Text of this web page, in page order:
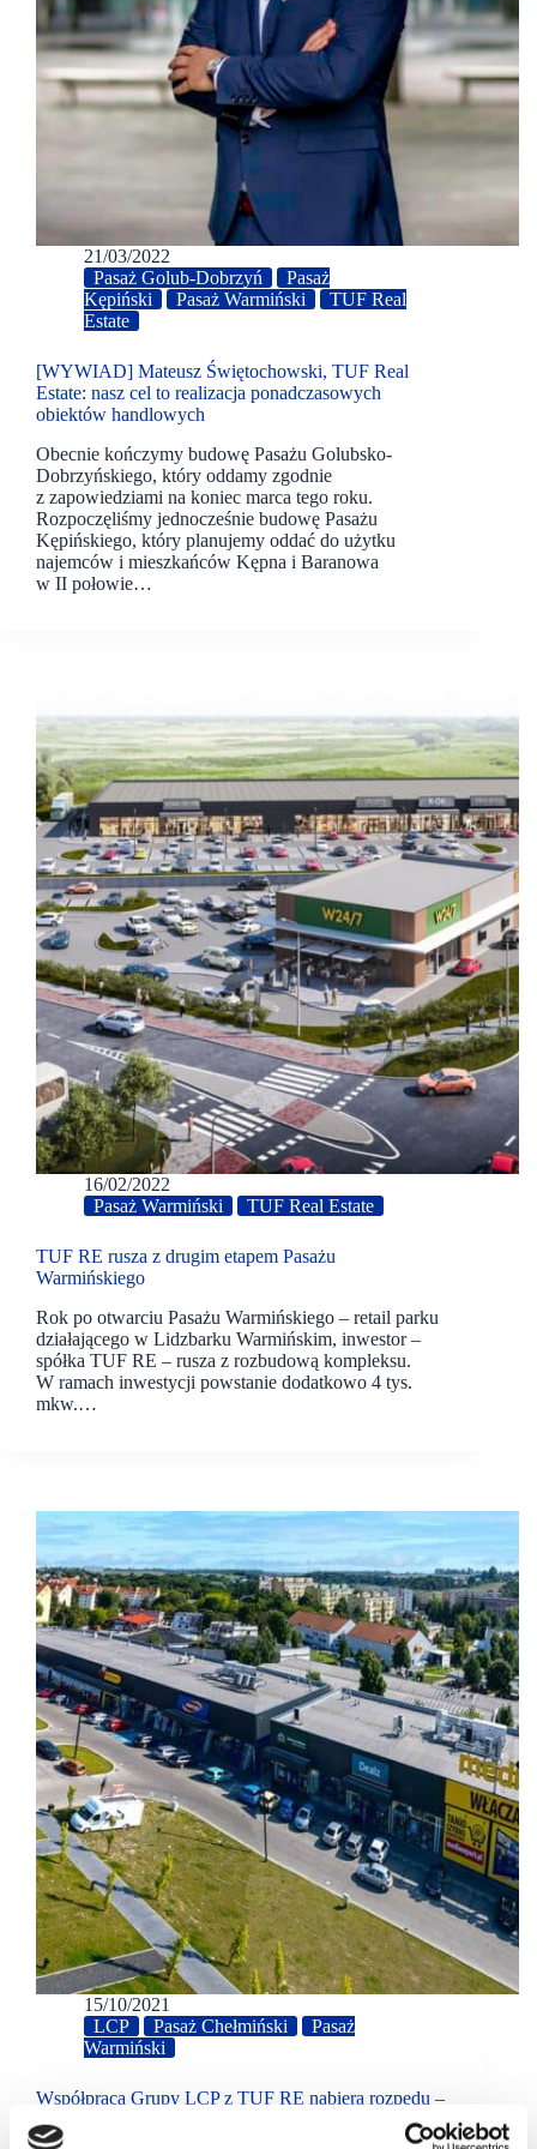
21/03/2022
Pasaż Golub-Dobrzyń
Pasaż
Kępiński
Pasaż Warmiński
TUF Real
Estate
[WYWIAD] Mateusz Świętochowski, TUF Real
Estate: nasz cel to realizacja ponadczasowych
obiektów handlowych
Obecnie kończymy budowę Pasażu Golubsko-
Dobrzyńskiego, który oddamy zgodnie
z zapowiedziami na koniec marca tego roku.
Rozpoczęliśmy jednocześnie budowę Pasażu
Kępińskiego, który planujemy oddać do użytku
najemców i mieszkańców Kępna i Baranowa
w II połowie…
16/02/2022
Pasaż Warmiński
TUF Real Estate
TUF RE rusza z drugim etapem Pasażu
Warmińskiego
Rok po otwarciu Pasażu Warmińskiego – retail parku
działającego w Lidzbarku Warmińskim, inwestor –
spółka TUF RE – rusza z rozbudową kompleksu.
W ramach inwestycji powstanie dodatkowo 4 tys.
mkw.…
15/10/2021
LCP
Pasaż Chełmiński
Pasaż
Warmiński
Współpraca Grupy LCP z TUF RE nabiera rozpędu –
kolejne transakcje w realizacji